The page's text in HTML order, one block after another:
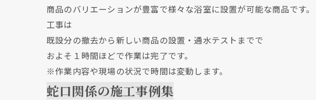
商品のバリエーションが豊富で様々な浴室に設置が可能な商品です。
工事は
既設分の撤去から新しい商品の設置・通水テストまでで
およそ１時間ほどで作業は完了です。
※作業内容や現場の状況で時間は変動します。
蛇口関係の施工事例集